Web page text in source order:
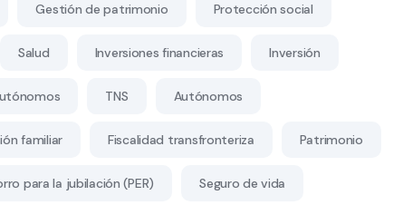
Gestión de patrimonio Protección social
Salud Inversiones financieras Inversión
TNS Autónomos
familiar Fiscalidad transfronteriza Patrimonio
para la jubilación (PER) Seguro de vida